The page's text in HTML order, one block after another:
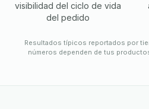
visibilidad del ciclo de vida
del pedido
Resultados típicos reportados por
números dependen de tus